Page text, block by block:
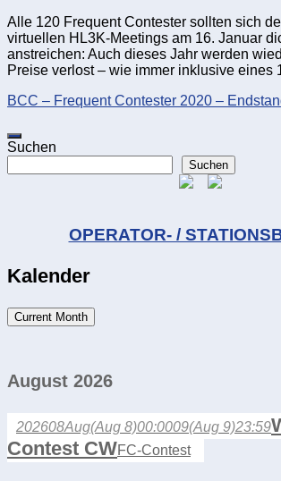
Alle 120 Frequent Contester sollten sich
virtuellen HL3K-Meetings am 16. Januar
anstreichen: Auch dieses Jahr werden
Preise verlost – wie immer inklusive eines
BCC – Frequent Contester 2020 –
Suchen
Suchen
OPERATOR- /
Kalender
Current Month
August 2026
202608Aug(Aug 8)00:0009(Aug 9)23:59
Contest CWFC-Contest